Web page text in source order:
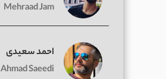
Mehraad Jam
احمد سعیدی
Ahmad Saeedi